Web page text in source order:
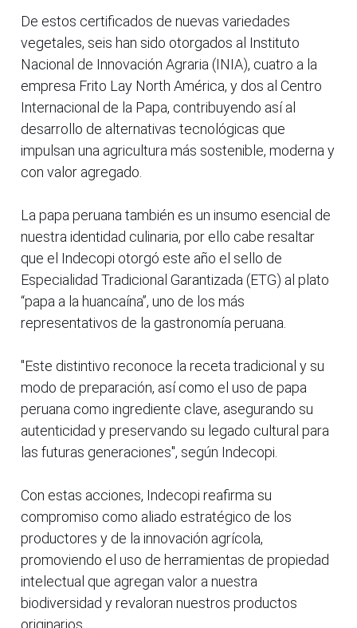
De estos certificados de nuevas variedades
vegetales, seis han sido otorgados al Instituto
Nacional de Innovación Agraria (INIA), cuatro a la
empresa Frito Lay North América, y dos al Centro
Internacional de la Papa, contribuyendo así al
desarrollo de alternativas tecnológicas que
impulsan una agricultura más sostenible, moderna y
con valor agregado.
La papa peruana también es un insumo esencial de
nuestra identidad culinaria, por ello cabe resaltar
que el Indecopi otorgó este año el sello de
Especialidad Tradicional Garantizada (ETG) al plato
“papa a la huancaína”, uno de los más
representativos de la gastronomía peruana.
"Este distintivo reconoce la receta tradicional y su
modo de preparación, así como el uso de papa
peruana como ingrediente clave, asegurando su
autenticidad y preservando su legado cultural para
las futuras generaciones", según Indecopi.
Con estas acciones, Indecopi reafirma su
compromiso como aliado estratégico de los
productores y de la innovación agrícola,
promoviendo el uso de herramientas de propiedad
intelectual que agregan valor a nuestra
biodiversidad y revaloran nuestros productos
originarios.